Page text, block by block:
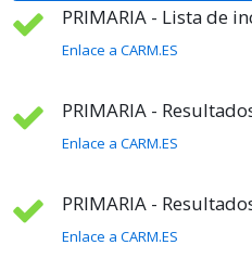
PRIMARIA - Lista de
Enlace a CARM.ES
PRIMARIA -
Enlace a CARM.ES
PRIMARIA -
Enlace a CARM.ES